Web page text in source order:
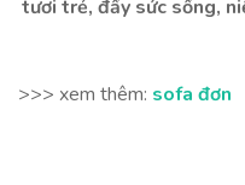
tươi trẻ, đầy sức sống,
>>> xem thêm: sofa đơn